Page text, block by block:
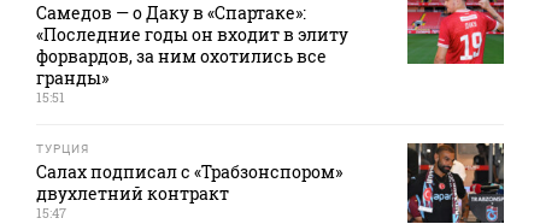
Самедов — о Даку в «Спартаке»:
«Последние годы он входит в элиту
форвардов, за ним охотились все
гранды»
15:51
ТУРЦИЯ
Салах подписал с «Трабзонспором»
двухлетний контракт
15:47